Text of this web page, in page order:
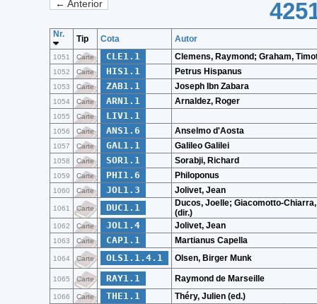
← Anterior
Nr. Tip Cota Autor
1051 Carte CLE1.1 Clemens, Raymond; Graham,
1052 Carte HIS1.1 Petrus Hispanus
1053 Carte ZAB1.1 Joseph Ibn Zabara
1054 Carte ARN1.1 Arnaldez, Roger
1055 Carte LIV1.1
1056 Carte ANS1.6 Anselmo d'Aosta
1057 Carte GAL1.1 Galileo Galilei
1058 Carte SOR1.1 Sorabji, Richard
1059 Carte PHI1.6 Philoponus
1060 Carte JOL1.3 Jolivet, Jean
1061 Carte DUC1.1
Ducos, Joelle; Giacomotto-
(dir.)
1062 Carte JOL1.4 Jolivet, Jean
1063 Carte CAP1.1 Martianus Capella
1064 Carte OLS1.1.4.1 Olsen, Birger Munk
1065 Carte RAY1.1 Raymond de Marseille
1066 Carte THE1.1 Théry, Julien (ed.)